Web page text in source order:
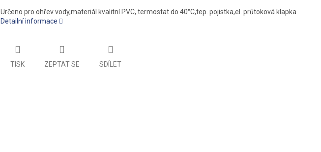
Určeno pro ohřev vody,materiál kvalitní PVC, termostat do 40°C,tep. pojistka,el. průtoková klapka
Detailní informace
TISK ZEPTAT SE SDÍLET